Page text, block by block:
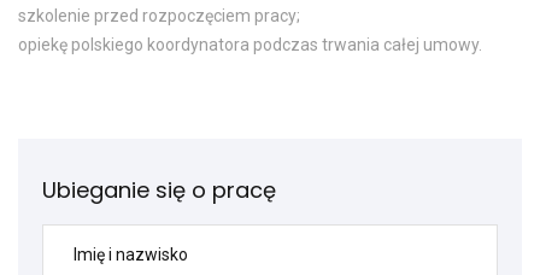
szkolenie przed rozpoczęciem pracy;
opiekę polskiego koordynatora podczas trwania całej umowy.
Ubieganie się o pracę
Imię i nazwisko